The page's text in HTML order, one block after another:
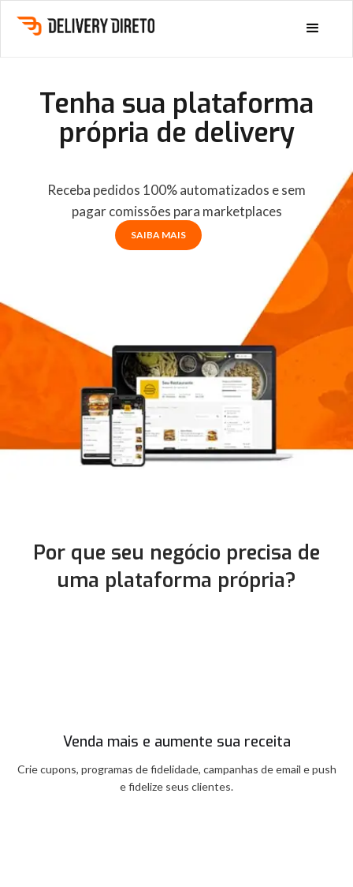
Tenha sua plataforma
própria de delivery
Receba pedidos 100% automatizados e sem
pagar comissões para marketplaces
SAIBA MAIS
Por que seu negócio precisa de
uma plataforma própria?
Venda mais e aumente sua receita
Crie cupons, programas de fidelidade, campanhas de email e push
e fidelize seus clientes.